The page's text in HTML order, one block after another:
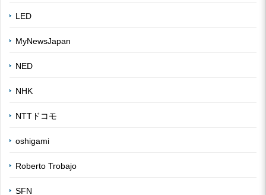
LED
MyNewsJapan
NED
NHK
NTTドコモ
oshigami
Roberto Trobajo
SFN